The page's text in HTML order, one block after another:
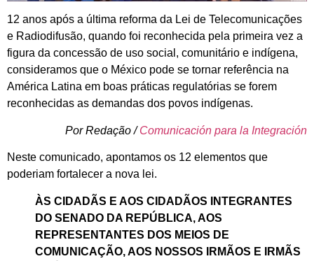
12 anos após a última reforma da Lei de Telecomunicações
e Radiodifusão, quando foi reconhecida pela primeira vez a
figura da concessão de uso social, comunitário e indígena,
consideramos que o México pode se tornar referência na
América Latina em boas práticas regulatórias se forem
reconhecidas as demandas dos povos indígenas.
Por Redação /Comunicación para la Integración
Neste comunicado, apontamos os 12 elementos que
poderiam fortalecer a nova lei.
ÀS CIDADÃS E AOS CIDADÃOS INTEGRANTES
DO SENADO DA REPÚBLICA, AOS
REPRESENTANTES DOS MEIOS DE
COMUNICAÇÃO, AOS NOSSOS IRMÃOS E IRMÃS